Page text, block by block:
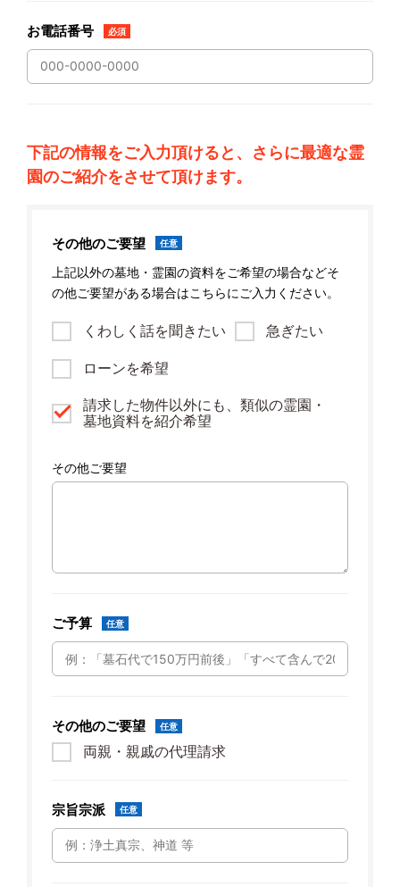
お電話番号 必須
下記の情報をご入力頂けると、さらに最適な霊
園のご紹介をさせて頂けます。
その他のご要望 任意
上記以外の墓地・霊園の資料をご希望の場合などそ
の他ご要望がある場合はこちらにご入力ください。
くわしく話を聞きたい 急ぎたい
ローンを希望
請求した物件以外にも、類似の霊園・
墓地資料を紹介希望
その他ご要望
ご予算 任意
その他のご要望 任意
両親・親戚の代理請求
宗旨宗派 任意